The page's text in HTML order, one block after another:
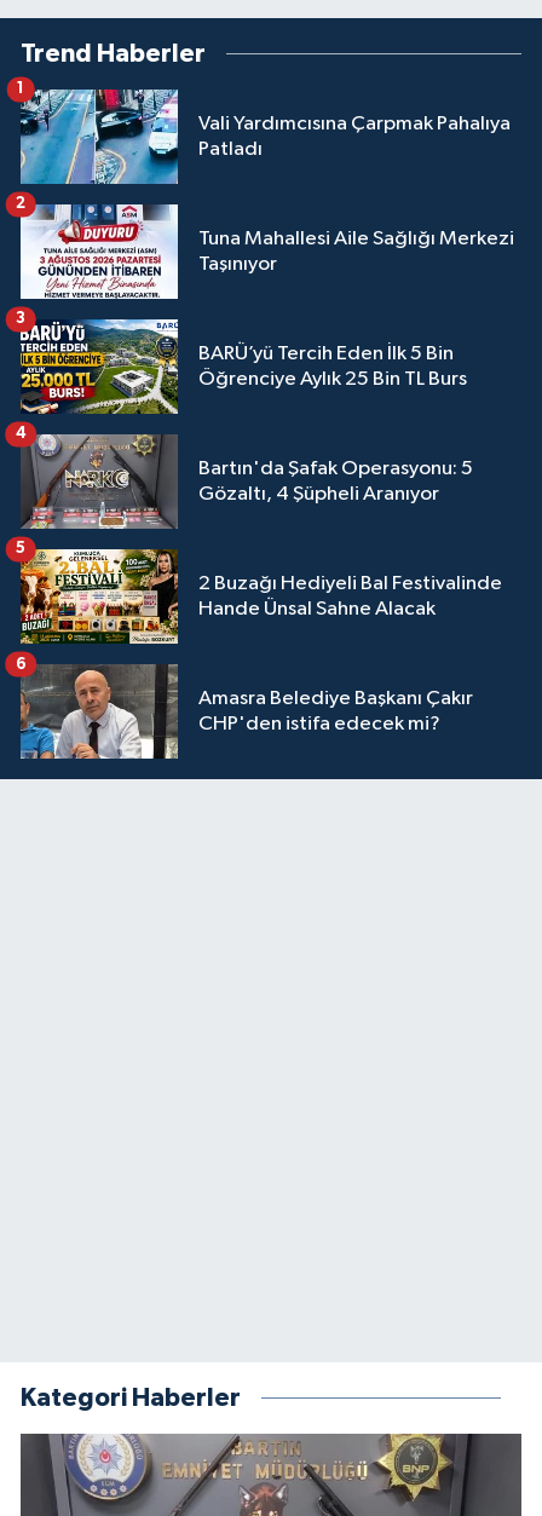
Trend Haberler
Vali Yardımcısına Çarpmak Pahalıya
Patladı
Tuna Mahallesi Aile Sağlığı Merkezi
Taşınıyor
2
BARÜ’yü Tercih Eden İlk 5 Bin
Öğrenciye Aylık 25 Bin TL Burs
3
Bartın'da Şafak Operasyonu: 5
Gözaltı, 4 Şüpheli Aranıyor
4
2 Buzağı Hediyeli Bal Festivalinde
Hande Ünsal Sahne Alacak
5
Amasra Belediye Başkanı Çakır
CHP'den istifa edecek mi?
6
Kategori Haberler